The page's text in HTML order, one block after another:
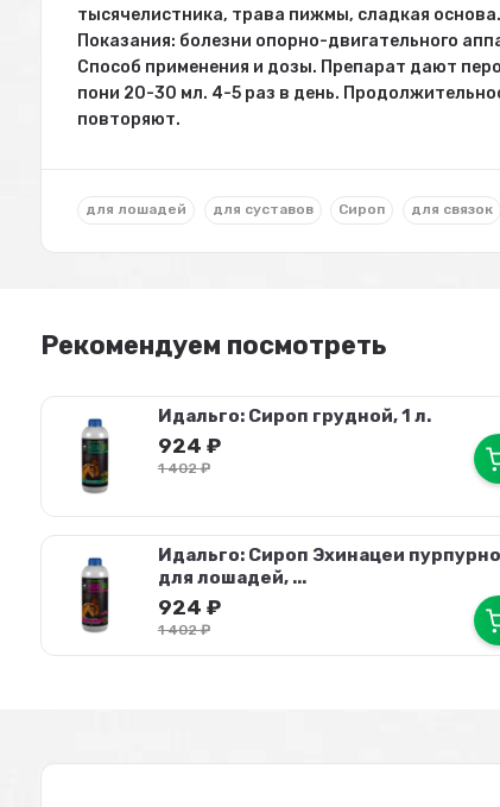
тысячелистника, трава пижмы, сладкая основа.
Показания: болезни опорно-двигательного
Способ применения и дозы. Препарат дают
пони 20-30 мл. 4-5 раз в день.
повторяют.
для лошадей для суставов Сироп для связок
Рекомендуем посмотреть
Идальго: Сироп грудной, 1 л.
924 ₽
1 402₽
Идальго: Сироп Эхинацеи
для лошадей, ...
924 ₽
1 402₽